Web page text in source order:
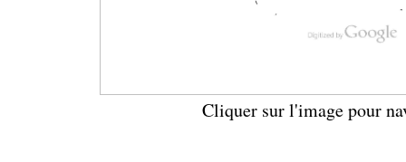
Cliquer sur l'image pour